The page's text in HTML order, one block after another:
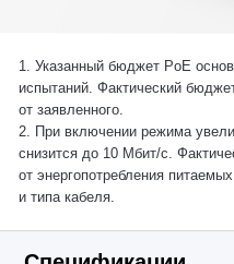
1. Указанный бюджет PoE
испытаний. Фактический
от заявленного.
2. При включении режима
снизится до 10 Мбит/с.
от энергопотребления
и типа кабеля.